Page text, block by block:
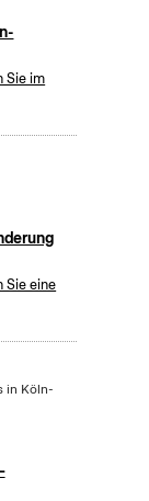
Sie im
Sie eine
in Köln-